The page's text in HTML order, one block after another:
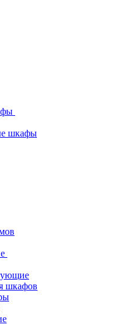
шкафы
шкафов